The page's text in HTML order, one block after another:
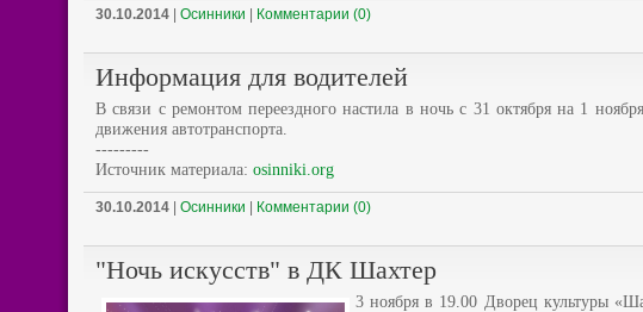
30.10.2014 Осинники Комментарии (0)
Информация для водителей
В связи с ремонтом переездного настила в ночь с 31 октября на 1
движения автотранспорта.
---------
Источник материала: osinniki.org
30.10.2014 Осинники Комментарии (0)
"Ночь искусств" в ДК Шахтер
3 ноября в 19.00 Дворец культуры